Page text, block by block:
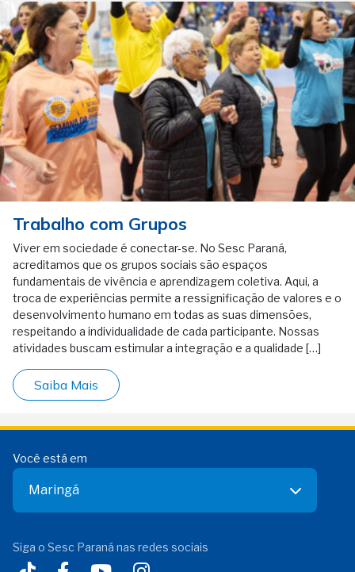
Trabalho com Grupos
Viver em sociedade é conectar-se. No Sesc Paraná,
acreditamos que os grupos sociais são espaços
fundamentais de vivência e aprendizagem coletiva. Aqui, a
troca de experiências permite a ressignificação de valores e o
desenvolvimento humano em todas as suas dimensões,
respeitando a individualidade de cada participante. Nossas
atividades buscam estimular a integração e a qualidade […]
Saiba Mais
Você está em
Maringá
Siga o Sesc Paraná nas redes sociais